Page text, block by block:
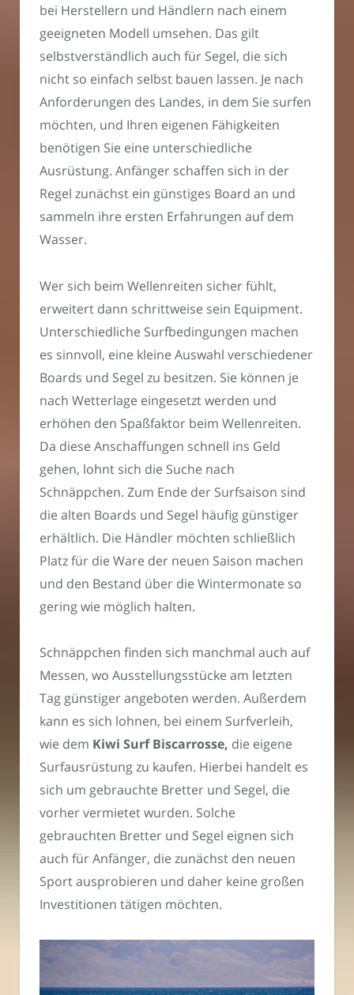
bei Herstellern und Händlern nach einem
geeigneten Modell umsehen. Das gilt
selbstverständlich auch für Segel, die sich
nicht so einfach selbst bauen lassen. Je nach
Anforderungen des Landes, in dem Sie surfen
möchten, und Ihren eigenen Fähigkeiten
benötigen Sie eine unterschiedliche
Ausrüstung. Anfänger schaffen sich in der
Regel zunächst ein günstiges Board an und
sammeln ihre ersten Erfahrungen auf dem
Wasser.
Wer sich beim Wellenreiten sicher fühlt,
erweitert dann schrittweise sein Equipment.
Unterschiedliche Surfbedingungen machen
es sinnvoll, eine kleine Auswahl verschiedener
Boards und Segel zu besitzen. Sie können je
nach Wetterlage eingesetzt werden und
erhöhen den Spaßfaktor beim Wellenreiten.
Da diese Anschaffungen schnell ins Geld
gehen, lohnt sich die Suche nach
Schnäppchen. Zum Ende der Surfsaison sind
die alten Boards und Segel häufig günstiger
erhältlich. Die Händler möchten schließlich
Platz für die Ware der neuen Saison machen
und den Bestand über die Wintermonate so
gering wie möglich halten.
Schnäppchen finden sich manchmal auch auf
Messen, wo Ausstellungsstücke am letzten
Tag günstiger angeboten werden. Außerdem
kann es sich lohnen, bei einem Surfverleih,
wie dem Kiwi Surf Biscarrosse, die eigene
Surfausrüstung zu kaufen. Hierbei handelt es
sich um gebrauchte Bretter und Segel, die
vorher vermietet wurden. Solche
gebrauchten Bretter und Segel eignen sich
auch für Anfänger, die zunächst den neuen
Sport ausprobieren und daher keine großen
Investitionen tätigen möchten.